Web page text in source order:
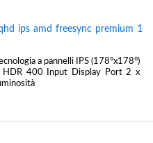
ips amd freesync premium 1
a pannelli IPS (178°x178°)
HDR 400 Input Display Port 2 x